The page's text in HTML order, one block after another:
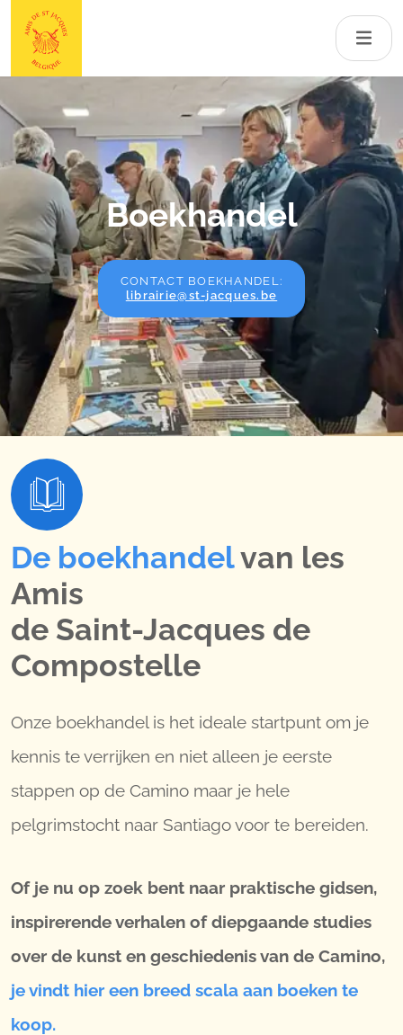
Boekhandel
CONTACT BOEKHANDEL:
librairie@st-jacques.be
De boekhandelvan les
Amis
de Saint-Jacques de
Compostelle
Onze boekhandel is het ideale startpunt om je
kennis te verrijken en niet alleen je eerste
stappen op de Camino maar je hele
pelgrimstocht naar Santiago voor te bereiden.
Of je nu op zoek bent naar praktische gidsen,
inspirerende verhalen of diepgaande studies
over de kunst en geschiedenis van de Camino,
je vindt hier een breed scala aan boeken te
koop.